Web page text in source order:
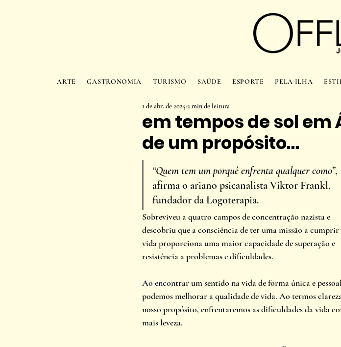
em tempos de sol em
de um propósito…
1 de abr. de 2025 2 min de leitura
“Quem tem um porquê enfrenta qualquer como”,
afirma o ariano psicanalista Viktor Frankl,
fundador da Logoterapia.
Sobreviveu a quatro campos de concentração nazista e
descobriu que a consciência de ter uma missão a cumprir
vida proporciona uma maior capacidade de superação e
resistência a problemas e dificuldades.
Ao encontrar um sentido na vida de forma única e
podemos melhorar a qualidade de vida. Ao termos
nosso propósito, enfrentaremos as dificuldades da vida
mais leveza.
ARTE GASTRONOMIA TURISMO SAÚDE ESPORTE PELA ILHA